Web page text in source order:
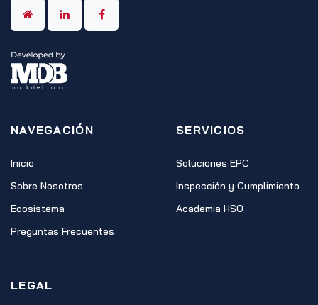
NAVEGACIÓN
Inicio
Sobre Nosotros
Ecosistema
Preguntas Frecuentes
SERVICIOS
Soluciones EPC
Inspección y Cumplimiento
Academia HSO
LEGAL